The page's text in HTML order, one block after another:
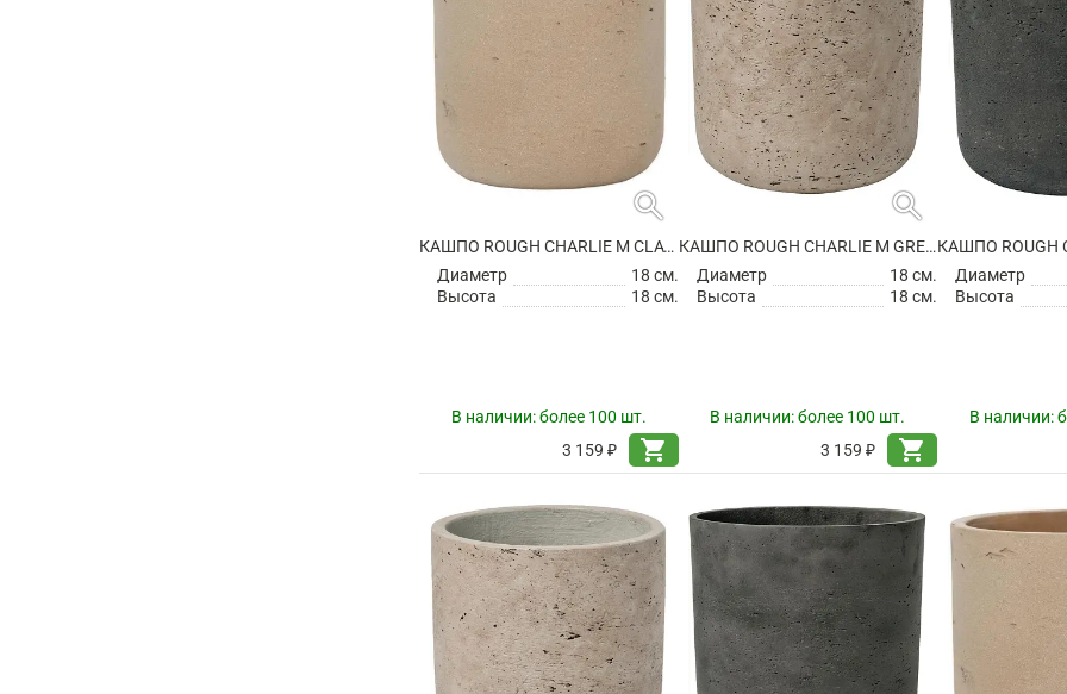
search
КАШПО ROUGH CHARLIE M CLAY WASHED
Диаметр
18 см.
Высота
18 см.
В наличии:более 100 шт.
3 159 ₽
shopping_cart
search
КАШПО ROUGH CHARLIE M GREY WASHED
Диаметр
18 см.
Высота
18 см.
В наличии:более 100 шт.
3 159 ₽
shopping_cart
Диаметр
Высота
В наличии: